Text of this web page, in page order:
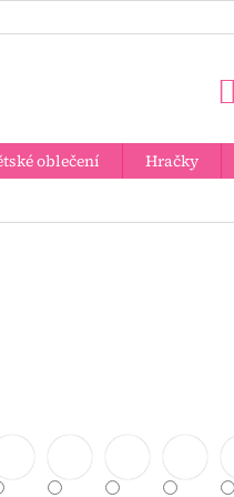
oblečení Hračky